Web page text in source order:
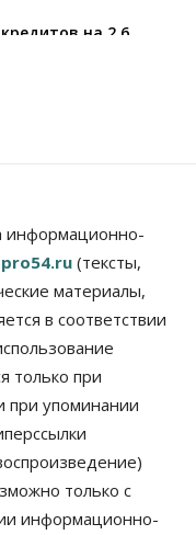
на 2,6
разрешение на
баллов,
из-за засухи
информационно-
(тексты,
материалы,
в соответствии
только при
при упоминании
только с
информационно-